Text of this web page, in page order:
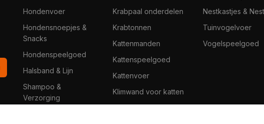
Hondenvoer
Hondensnoepjes &
Snacks
Hondenspeelgoed
Halsband & Lijn
Shampoo &
Verzorging
Krabpaal onderdelen
Krabtonnen
Kattenmanden
Kattenspeelgoed
Kattenvoer
Klimwand voor katten
Nestkastjes &
Tuinvogelvoer
Vogelspeelgoed